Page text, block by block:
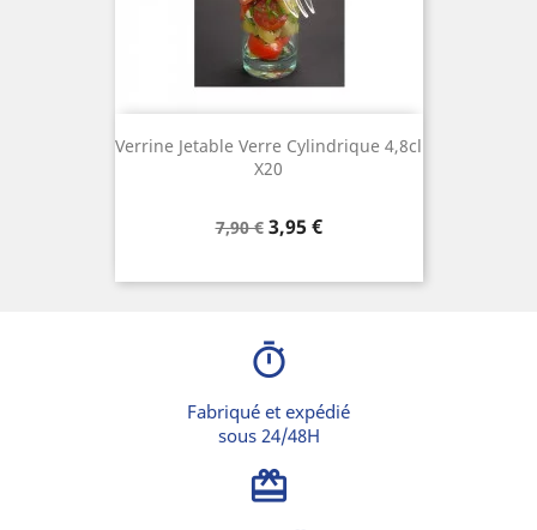
Verrine Jetable Verre Cylindrique 4,8cl
X20
Prix
7,90 € Prix
3,95 €
timer
Fabriqué et expédié
sous 24/48H
card_giftcard